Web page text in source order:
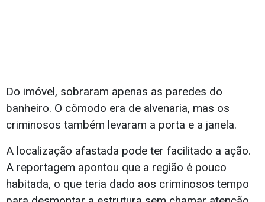
Do imóvel, sobraram apenas as paredes do
banheiro. O cômodo era de alvenaria, mas os
criminosos também levaram a porta e a janela.
A localização afastada pode ter facilitado a ação.
A reportagem apontou que a região é pouco
habitada, o que teria dado aos criminosos tempo